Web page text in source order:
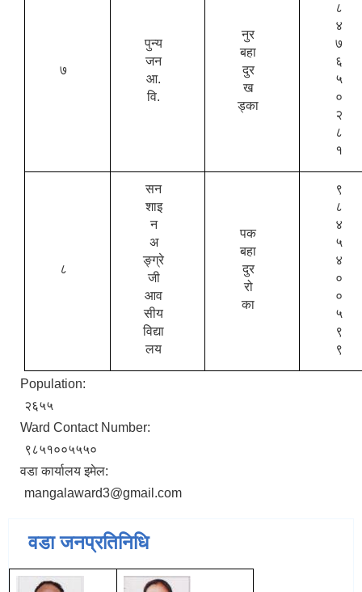
७
पुन्य
जन
आ.
वि.
नुर
बहा
दुर
ख
ड्का
८
४
७
६
५
०
२
८
१
८
सन
शाइ
न
अ
ङ्ग्रे
जी
आव
सीय
विद्या
लय
पक
बहा
दुर
रो
का
९
८
४
५
४
०
०
५
९
९
Population:
२६५५
Ward Contact Number:
९८५१००५५५०
वडा कार्यालय इमेल:
mangalaward3@gmail.com
वडा जनप्रतिनिधि